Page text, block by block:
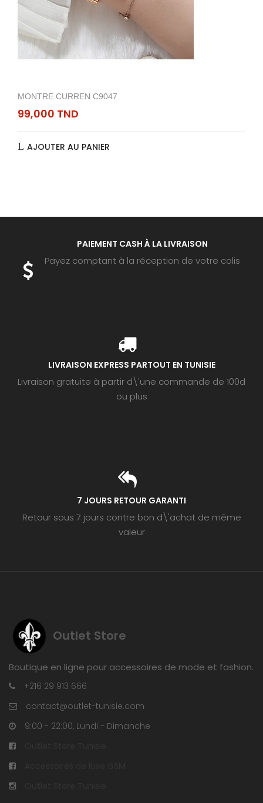
MONTRE CURREN C9047
99,000 TND
AJOUTER AU PANIER
PAIEMENT CASH À LA LIVRAISON
Payez comptant à la réception de votre colis
LIVRAISON EXPRESS PARTOUT EN TUNISIE
Livraison gratuite à partir d\'une commande de 100d
ou plus
7 JOURS RETOUR GARANTI
Retour sous 7 jours contre bon d\'achat de même
valeur
Outlet Store
Boutique en ligne pour accessoires de mode et fashion.
+216 29 913 666
contact@outlet-tunisie.com
9:00 - 22:00, Lundi - Dimanche